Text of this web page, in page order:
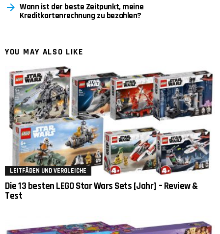
Wann ist der beste Zeitpunkt, meine
Kreditkartenrechnung zu bezahlen?
YOU MAY ALSO LIKE
LEITFÄDEN UND VERGLEICHE
Die 13 besten LEGO Star Wars Sets [Jahr] – Review &
Test